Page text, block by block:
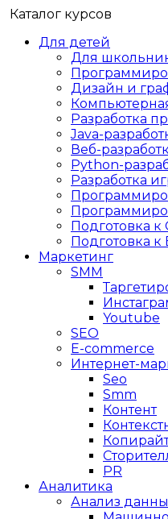
Каталог курсов
Для детей
Для
Дизайн и
Разработка
Java-
Веб-
Python-
Разработка
Подготовка к
Подготовка к
Маркетинг
SMM
Youtube
SEO
E-сommerce
Интернет-
Seo
Smm
Контент
PR
Аналитика
Анализ